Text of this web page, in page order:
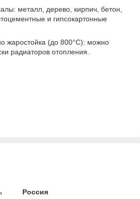
металл, дерево, кирпич, бетон,
и гипсокартонные
жаростойка (до 800°С): можно
радиаторов отопления.
Россия